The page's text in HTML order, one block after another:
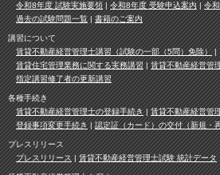
令和8年度 試験実施要領
令和8年度 受験申込案内
令
過去の試験問題一覧
書籍のご案内
講習について
賃貸不動産経営管理士講習（試験の一部（5問）免除）
賃貸住宅管理業務に関する実務講習
賃貸不動産経営管
指定講習修了者の更新講習
各種手続き
賃貸不動産経営管理士の登録手続き
賃貸不動産経営管
登録事項変更手続き
認定証（カード）の交付（新規・
プレスリリース
プレスリリース
賃貸不動産経営管理士試験 統計データ